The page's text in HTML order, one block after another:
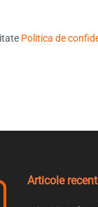
Politica de
Articole